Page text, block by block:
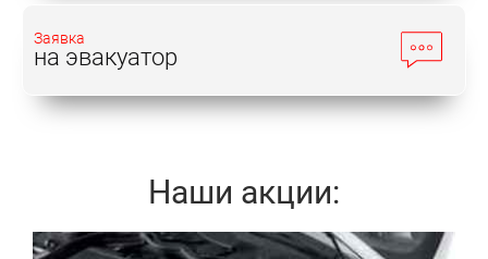
Заявка
на эвакуатор
Наши акции: